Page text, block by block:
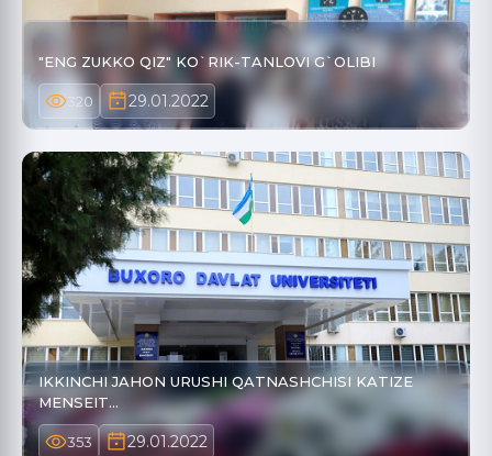
"ENG ZUKKO QIZ" KO`RIK-TANLOVI G`OLIBI
320 29.01.2022
IKKINCHI JAHON URUSHI QATNASHCHISI KATIZE
MENSEIT…
353 29.01.2022